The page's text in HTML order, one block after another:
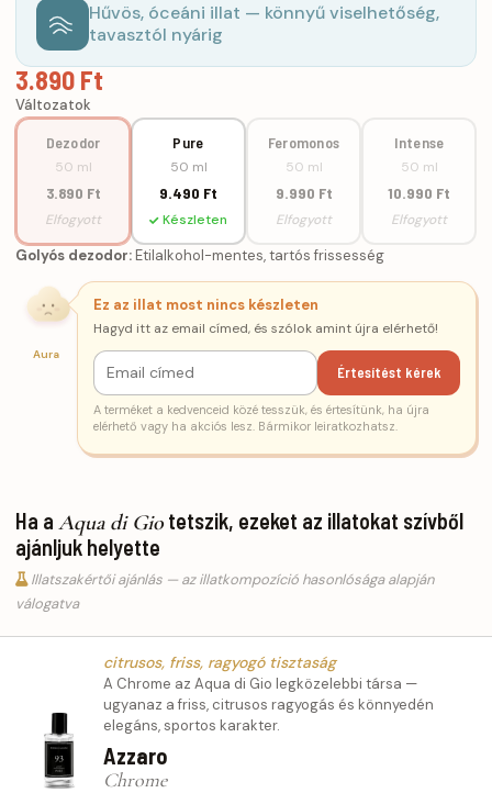
Hűvös, óceáni illat — könnyű viselhetőség,
tavasztól nyárig
3.890 Ft
Változatok
Dezodor
50 ml
3.890 Ft
Elfogyott
Pure
50 ml
9.490 Ft
Készleten
Feromonos
50 ml
9.990 Ft
Elfogyott
Intense
50 ml
10.990 Ft
Elfogyott
Golyós dezodor:Etilalkohol-mentes, tartós frissesség
Aura
Ez az illat most nincs készleten
Hagyd itt az email címed, és szólok amint újra elérhető!
Értesítést kérek
A terméket a kedvenceid közé tesszük, és értesítünk, ha újra
elérhető vagy ha akciós lesz. Bármikor leiratkozhatsz.
Ha a Aqua di Giotetszik, ezeket az illatokat szívből
ajánljuk helyette
Illatszakértői ajánlás — az illatkompozíció hasonlósága alapján
válogatva
citrusos, friss, ragyogó tisztaság
A Chrome az Aqua di Gio legközelebbi társa —
ugyanaz a friss, citrusos ragyogás és könnyedén
elegáns, sportos karakter.
Azzaro
Chrome